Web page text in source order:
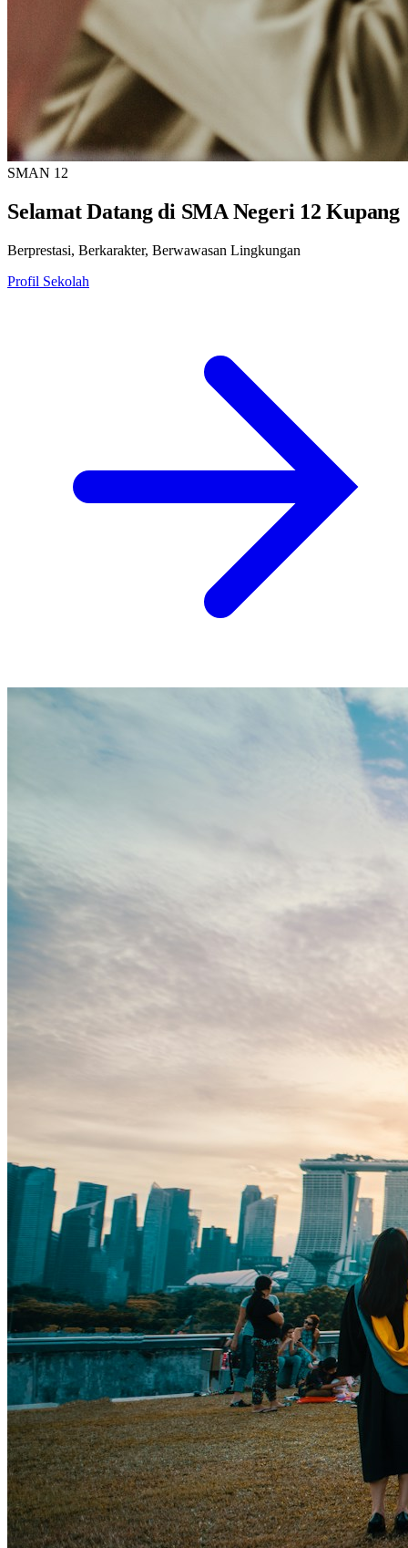
SMAN 12
Selamat Datang di SMA Negeri 12 Kupang
Berprestasi, Berkarakter, Berwawasan Lingkungan
Profil Sekolah